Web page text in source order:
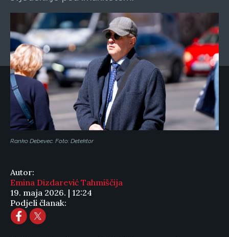
Ranko Debevec. Foto: Detektor
Autor:
Emina Dizdarević Tahmiščija
19. maja 2026. | 12:24
Podjeli članak: